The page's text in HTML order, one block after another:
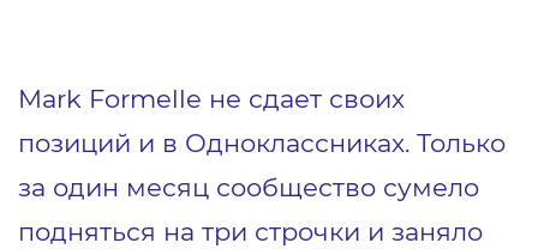
Mark Formelle не сдает своих
позиций и в Одноклассниках. Только
за один месяц сообщество сумело
подняться на три строчки и заняло